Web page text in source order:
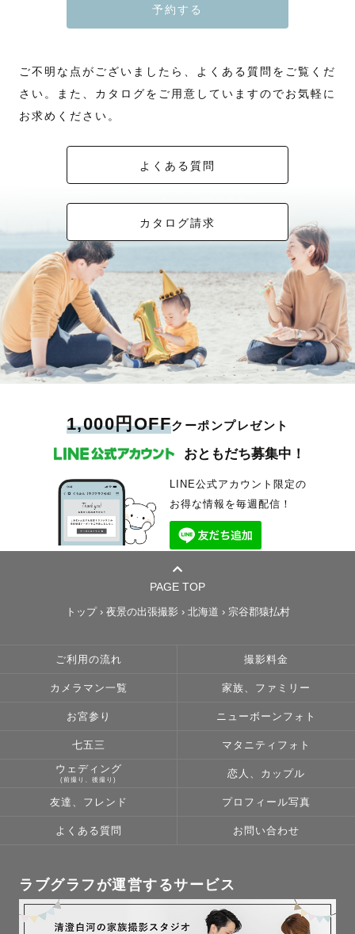
予約する
ご不明な点がございましたら、よくある質問をご覧くだ
さい。また、カタログをご用意していますのでお気軽に
お求めください。
よくある質問
カタログ請求
1,000円OFFクーポンプレゼント
おともだち募集中！
LINE公式アカウント限定の
お得な情報を毎週配信！
PAGE TOP
トップ› 夜景の出張撮影 › 北海道 › 宗谷郡猿払村
ご利用の流れ 撮影料金
カメラマン一覧 家族、ファミリー
お宮参り ニューボーンフォト
七五三 マタニティフォト
ウェディング
(前撮り、後撮り)
恋人、カップル
友達、フレンド プロフィール写真
よくある質問 お問い合わせ
ラブグラフが運営するサービス